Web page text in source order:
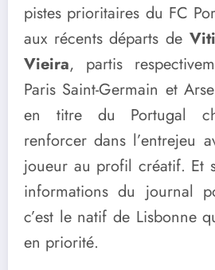
pistes prioritaires du FC
aux récents départs de
Vieira, partis
Paris Saint-Germain et
en titre du Portugal
renforcer dans l’entrejeu
joueur au profil créatif. Et
informations du journal
c’est le natif de Lisbonne
en priorité.